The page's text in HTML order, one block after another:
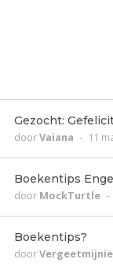
Gezocht:
doorVaiana - 11
Boekentips
door MockTurtle -
Boekentips?
door